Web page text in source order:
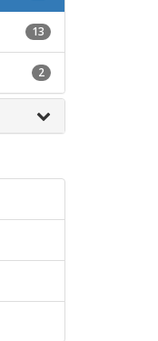
13
2